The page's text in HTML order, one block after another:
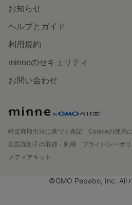
お知らせ
ヘルプとガイド
利用規約
minneのセキュリティ
お問い合わせ
特定商取引法に基づく表記
Cookieの使用
広告識別子の取得・利用
プライバシーポ
メディアキット
©GMO Pepabo, Inc. All